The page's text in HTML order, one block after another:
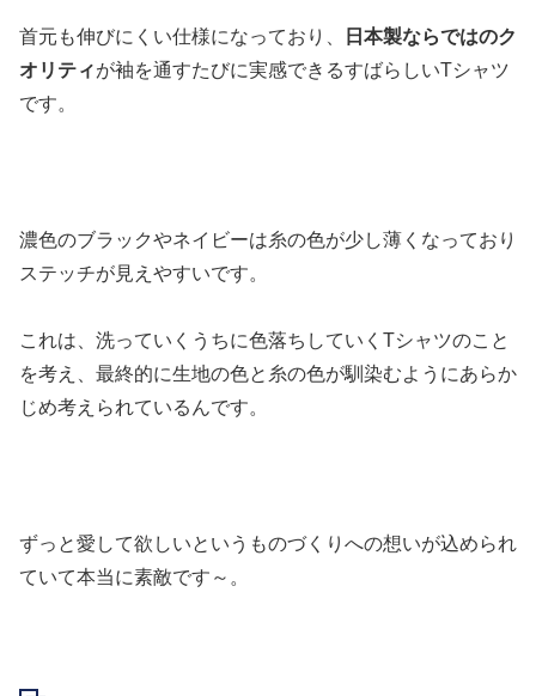
首元も伸びにくい仕様になっており、
日本製ならではのク
オリティが袖を通すたびに実感できるすばらしいTシャツ
です。
濃色のブラックやネイビーは糸の色が少し薄くなっており
ステッチが見えやすいです。
これは、洗っていくうちに色落ちしていくTシャツのこと
を考え、最終的に生地の色と糸の色が馴染むようにあらか
じめ考えられているんです。
ずっと愛して欲しいというものづくりへの想いが込められ
ていて本当に素敵です～。